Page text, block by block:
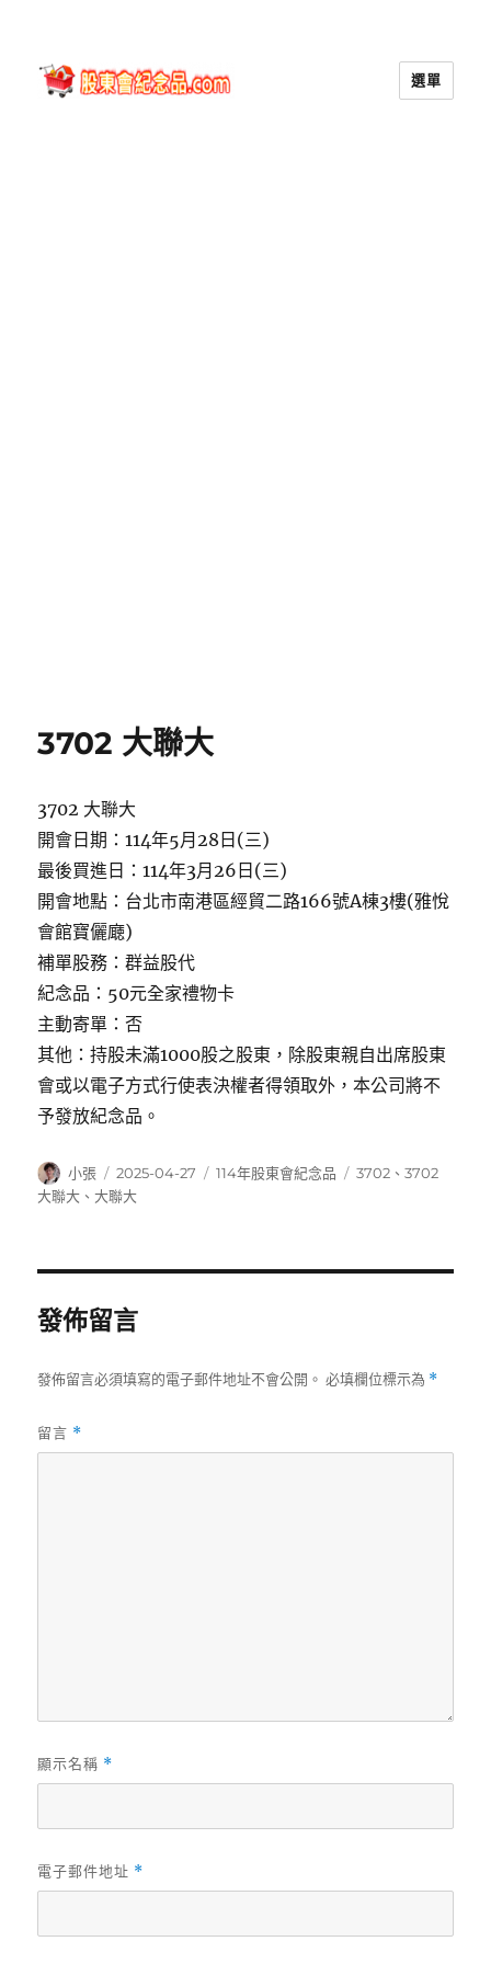
選單
3702 大聯大
3702 大聯大
開會日期：114年5月28日(三)
最後買進日：114年3月26日(三)
開會地點：台北市南港區經貿二路166號A棟3樓(雅悅
會館寶儷廰)
補單股務：群益股代
紀念品：50元全家禮物卡
主動寄單：否
其他：持股未滿1000股之股東，除股東親自出席股東
會或以電子方式行使表決權者得領取外，本公司將不
予發放紀念品。
作
者
小張
發
佈
2025-04-27
分
114年股東會紀念品
標
3702 、3702
大聯大 、大聯大
發佈留言
發佈留言必須填寫的電子郵件地址不會公開。 必填欄位標示為 *
留言 *
顯示名稱 *
電子郵件地址 *